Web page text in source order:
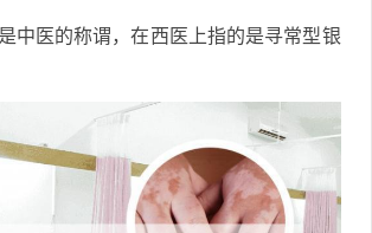
中医的称谓，在西医上指的是寻常型银